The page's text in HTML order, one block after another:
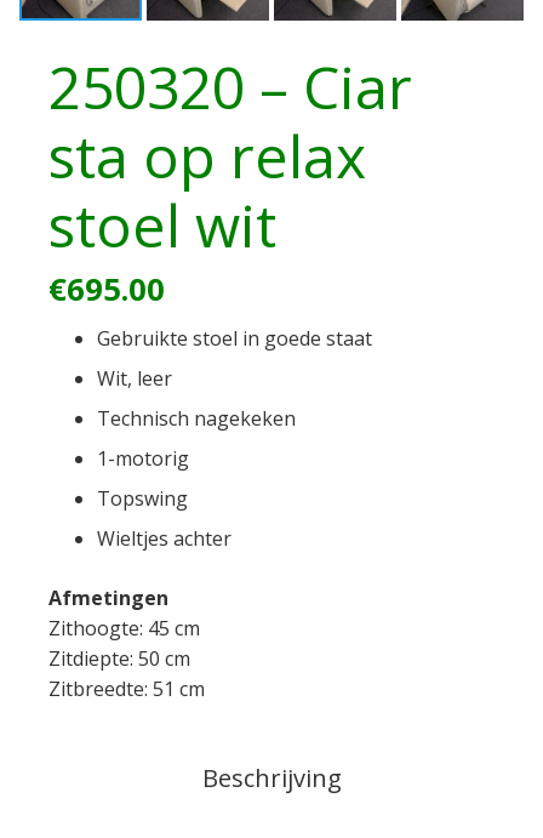
250320 – Ciar
sta op relax
stoel wit
€695.00
Gebruikte stoel in goede staat
Wit, leer
Technisch nagekeken
1-motorig
Topswing
Wieltjes achter
Afmetingen
Zithoogte: 45 cm
Zitdiepte: 50 cm
Zitbreedte: 51 cm
Beschrijving